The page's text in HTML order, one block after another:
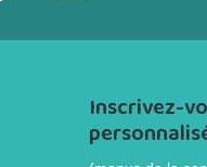
Inscrivez-